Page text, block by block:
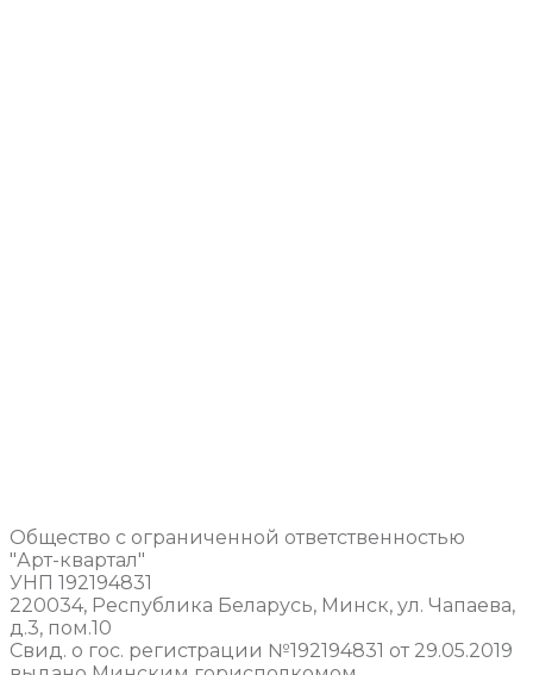
Общество с ограниченной ответственностью
"Арт-квартал"
УНП 192194831
220034, Республика Беларусь, Минск, ул. Чапаева,
д.3, пом.10
Свид. о гос. регистрации №192194831 от 29.05.2019